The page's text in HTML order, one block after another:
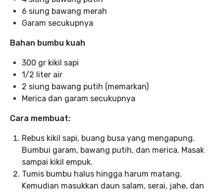
6 siung bawang merah
Garam secukupnya
Bahan bumbu kuah
300 gr kikil sapi
1/2 liter air
2 siung bawang putih (memarkan)
Merica dan garam secukupnya
Cara membuat:
Rebus kikil sapi, buang busa yang mengapung.
Bumbui garam, bawang putih, dan merica. Masak
sampai kikil empuk.
Tumis bumbu halus hingga harum matang.
Kemudian masukkan daun salam, serai, jahe, dan